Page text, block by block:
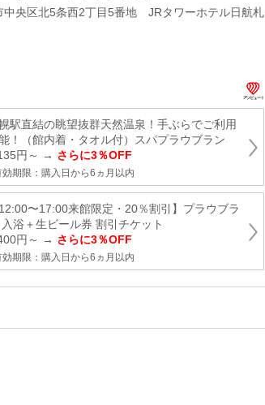
中央区北5条西2丁目5番地 JRタワーホテル日航札
駅直結の眺望抜群天然温泉！手ぶらでご利用
！（館内着・タオル付）スパプラウブラン
円～ → さらに3％OFF
効期限：購入日から6ヵ月以内
12:00〜17:00来館限定・20％割引】プラウブラ
入浴＋生ビール券 割引チケット
円～ → さらに3％OFF
効期限：購入日から6ヵ月以内